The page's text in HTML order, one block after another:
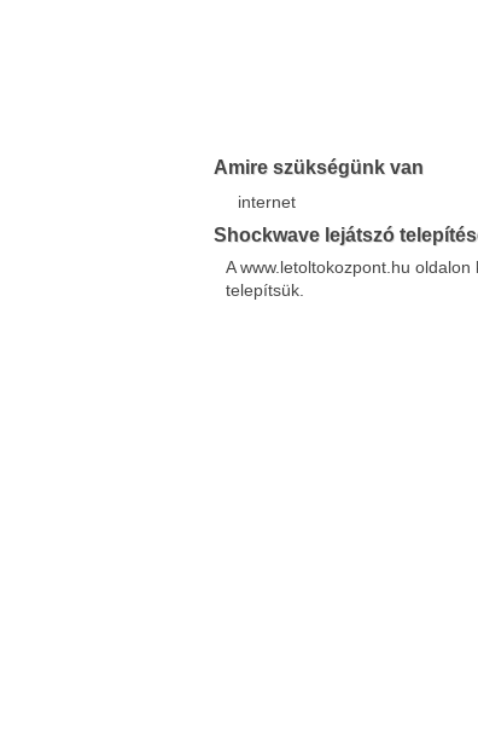
Del.icio.us
Amire szükségünk van
internet
Shockwave lejátszó
A www.letoltokozpont.hu
telepítsük.